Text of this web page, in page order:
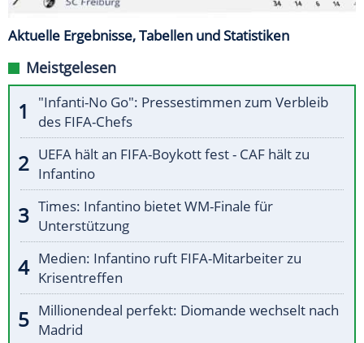
Aktuelle Ergebnisse, Tabellen und Statistiken
Meistgelesen
"Infanti-No Go": Pressestimmen zum Verbleib
des FIFA-Chefs
UEFA hält an FIFA-Boykott fest - CAF hält zu
Infantino
Times: Infantino bietet WM-Finale für
Unterstützung
Medien: Infantino ruft FIFA-Mitarbeiter zu
Krisentreffen
Millionendeal perfekt: Diomande wechselt nach
Madrid